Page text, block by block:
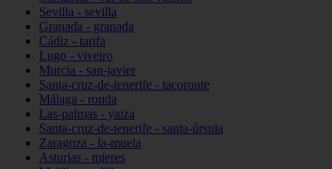
Sevilla - sevilla
Granada - granada
Cádiz - tarifa
Lugo - viveiro
Murcia - san-javier
Santa-cruz-de-tenerife - tacoronte
Málaga - ronda
Las-palmas - yaiza
Santa-cruz-de-tenerife - santa-úrsula
Zaragoza - la-muela
Asturias - mieres